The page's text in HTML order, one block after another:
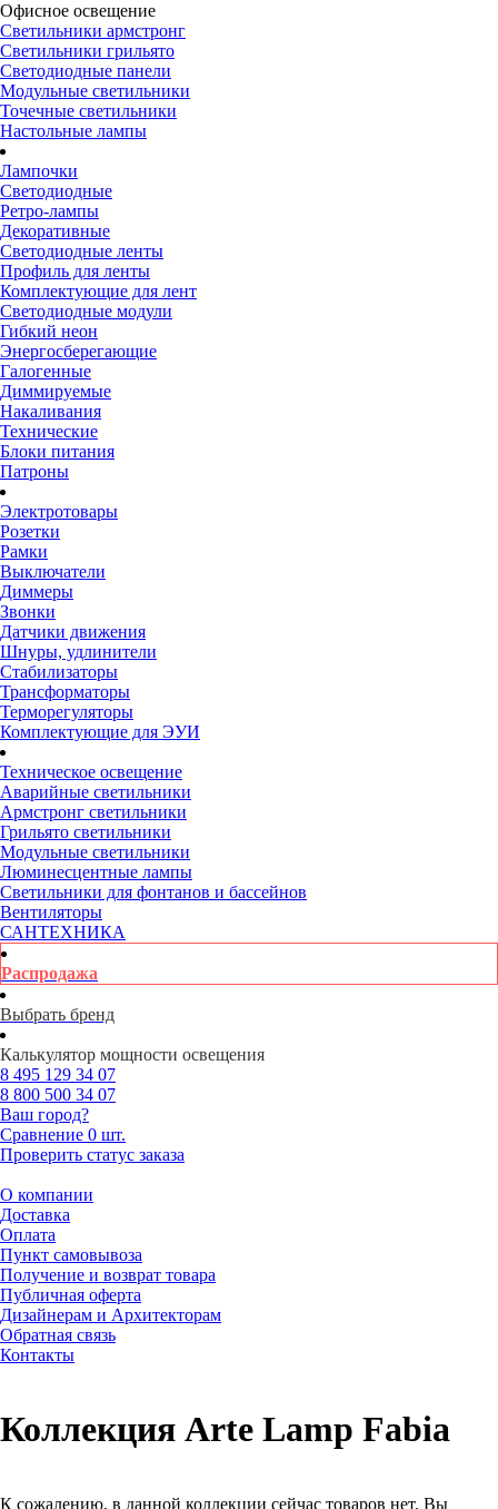
Офисное освещение
Светильники армстронг
Светильники грильято
Светодиодные панели
Модульные светильники
Точечные светильники
Настольные лампы
Лампочки
Светодиодные
Ретро-лампы
Декоративные
Светодиодные ленты
Профиль для ленты
Комплектующие для лент
Светодиодные модули
Гибкий неон
Энергосберегающие
Галогенные
Диммируемые
Накаливания
Технические
Блоки питания
Патроны
Электротовары
Розетки
Рамки
Выключатели
Диммеры
Звонки
Датчики движения
Шнуры, удлинители
Стабилизаторы
Трансформаторы
Терморегуляторы
Комплектующие для ЭУИ
Техническое освещение
Аварийные светильники
Армстронг светильники
Грильято светильники
Модульные светильники
Люминесцентные лампы
Светильники для фонтанов и бассейнов
Вентиляторы
САНТЕХНИКА
Распродажа
Выбрать бренд
Калькулятор мощности освещения
8 495 129 34 07
8 800 500 34 07
Ваш город?
Сравнение 0 шт.
Проверить статус заказа
О компании
Доставка
Оплата
Пункт самовывоза
Получение и возврат товара
Публичная оферта
Дизайнерам и Архитекторам
Обратная связь
Контакты
Коллекция Arte Lamp Fabia
К сожалению, в данной коллекции сейчас товаров нет. Вы